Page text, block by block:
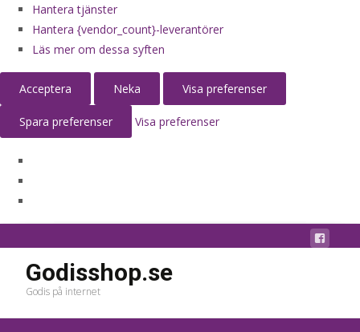
Hantera tjänster
Hantera {vendor_count}-leverantörer
Läs mer om dessa syften
Acceptera Neka Visa preferenser
Spara preferenser Visa preferenser
Godisshop.se
Godis på internet